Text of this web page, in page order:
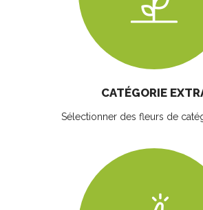
CATÉGORIE
Sélectionner des fleurs de